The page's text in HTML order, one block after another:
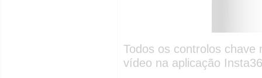
Todos os controlos chave
vídeo na aplicação